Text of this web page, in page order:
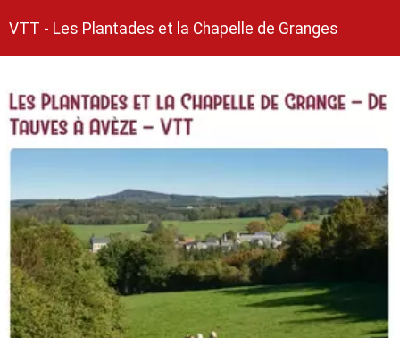
VTT - Les Plantades et la Chapelle de Granges